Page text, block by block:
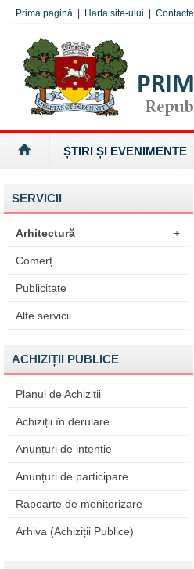
Prima pagină Harta site-ului Contacte
ȘTIRI ȘI EVENIMENTE
SERVICII
Arhitectură +
Comerț
Publicitate
Alte servicii
ACHIZIȚII PUBLICE
Planul de Achiziții
Achiziții în derulare
Anunțuri de intenție
Anunțuri de participare
Rapoarte de monitorizare
Arhiva (Achiziții Publice)